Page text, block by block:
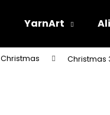
YarnArt
Christmas Christmas